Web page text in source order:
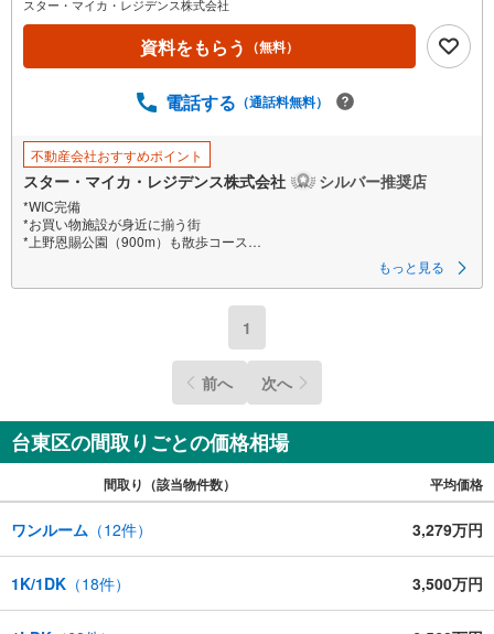
スター・マイカ・レジデンス株式会社
資料をもらう （無料）
電話する （通話料無料）
不動産会社おすすめポイント
スター・マイカ・レジデンス株式会社 シルバー推奨店
*WIC完備
*お買い物施設が身近に揃う街
*上野恩賜公園（900m）も散歩コース
・弊社より本物件をご購入いただいた限定で、給排水設備・水廻りなどの
アフターサービス期間を“2年→最長10年”に延長いたします。詳細はお問い
※本特典は、予告なく変更または終了する場合がございます。
弊社は、スター・マイカ・ホールディングス
（東証プライム上場）のグループ会社です。
【営業時間 9:30～18:30】定休日:火・水・祝日
人気物件には特に問い合わせが集中するため、お早めにお電話ください。
上記時間はお電話が繋がりやすくなっております。
----Yahoo！ 不動産キャンペーン対象店舗----
当店で物件を成約するとPayPayボーナスがもらえる
「Yahoo！不動産物件ご成約キャンペーン」の対象になります。
もっと見る
1
前へ 次へ
台東区の間取りごとの価格相場
間取り（該当物件数） 平均価格
ワンルーム （12件） 3,279万円
1K/1DK （18件） 3,500万円